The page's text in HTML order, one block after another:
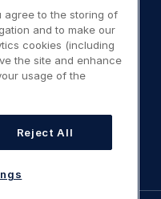
agree to the storing of
and to make our
cookies (including
the site and enhance
usage of the
Reject All